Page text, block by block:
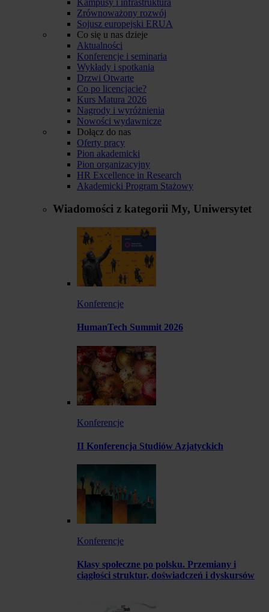
Zrównoważony rozwój
Sojusz europejski ERUA
Co się u nas dzieje
Aktualności
Konferencje i seminaria
Wykłady i spotkania
Drzwi Otwarte
Co po licencjacie?
Kurs Matura 2026
Nagrody i wyróżnienia
Nowości wydawnicze
Dołącz do nas
Oferty pracy
Pion akademicki
Pion organizacyjny
HR Excellence in Research
Akademicki Program Stażowy
Wiadomości z kategorii My, Uniwersytet
Konferencje
HumanTech Summit 2026
Konferencje
II Konferencja Studiów Azjatyckich
Konferencje
Klasy społeczne po polsku. Przemiany i
ciągłości struktur, doświadczeń i dyskursów